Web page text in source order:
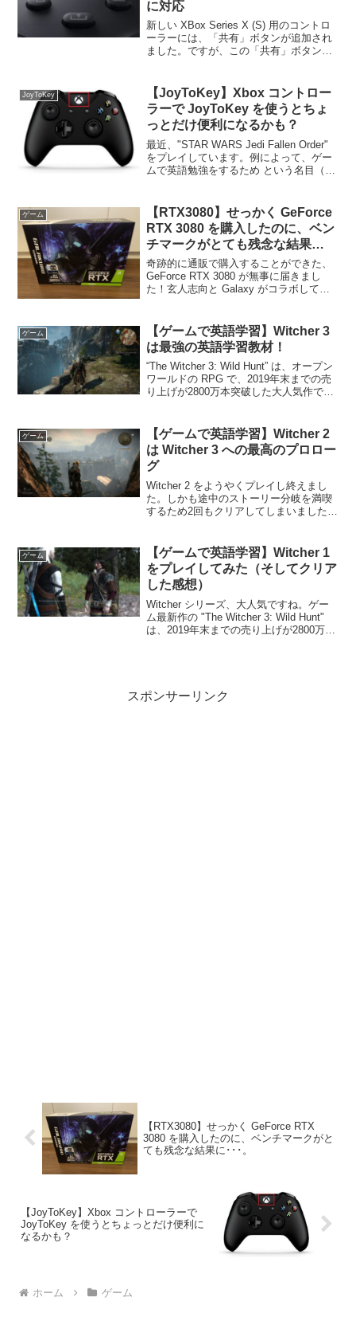
に対応
新しい XBox Series X (S) 用のコントロ
ーラーには、「共有」ボタンが追加され
ました。ですが、この「共有」ボタンは
も使えるのですが…）...
JoyToKey
【JoyToKey】Xbox コントロー
ラーで JoyToKey を使うとちょ
っとだけ便利になるかも？
最近、"STAR WARS Jedi Fallen Order"
をプレイしています。例によって、ゲー
ムで英語勉強をするため という名目（言
います。さて本題に入りますが...
ゲーム
【RTX3080】せっかく GeForce
RTX 3080 を購入したのに、ベン
チマークがとても残念な結果
に･･･。
奇跡的に通販で購入することができた、
GeForce RTX 3080 が無事に届きまし
た！玄人志向と Galaxy がコラボして開
E10GB/TP で...
ゲーム
【ゲームで英語学習】Witcher 3
は最強の英語学習教材！
“The Witcher 3: Wild Hunt” は、オープン
ワールドの RPG で、2019年末までの売
り上げが2800万本突破した大人気作で
Ni...
ゲーム
【ゲームで英語学習】Witcher 2
は Witcher 3 への最高のプロロー
グ
Witcher 2 をようやくプレイし終えまし
た。しかも途中のストーリー分岐を満喫
するため2回もクリアしてしまいました。
っちゃけ Witcher 1 はクソゲーすれす
れ...
ゲーム
【ゲームで英語学習】Witcher 1
をプレイしてみた（そしてクリア
した感想）
Witcher シリーズ、大人気ですね。ゲー
ム最新作の "The Witcher 3: Wild Hunt"
は、2019年末までの売り上げが2800万本
スポンサーリンク
【RTX3080】せっかく GeForce RTX
3080 を購入したのに、ベンチマークがと
ても残念な結果に･･･。
【JoyToKey】Xbox コントローラーで
JoyToKey を使うとちょっとだけ便利に
なるかも？
ホーム ゲーム